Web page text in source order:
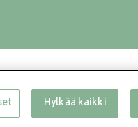
Hylkää kaikki